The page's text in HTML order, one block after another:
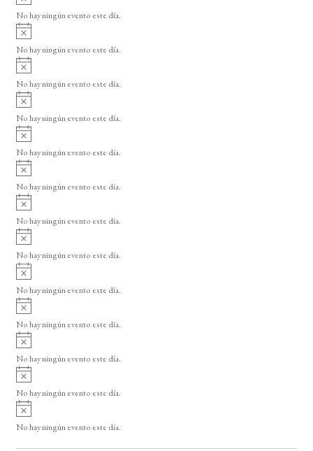
o
v
i
o
No hay ningún evento este día.
A
v
i
o
No hay ningún evento este día.
A
v
i
o
No hay ningún evento este día.
A
v
i
o
No hay ningún evento este día.
A
v
i
o
No hay ningún evento este día.
A
v
i
o
No hay ningún evento este día.
A
v
i
o
No hay ningún evento este día.
A
v
i
o
No hay ningún evento este día.
A
v
i
o
No hay ningún evento este día.
A
v
i
o
No hay ningún evento este día.
A
v
i
o
No hay ningún evento este día.
A
v
i
o
No hay ningún evento este día.
A
v
i
No hay ningún evento este día.